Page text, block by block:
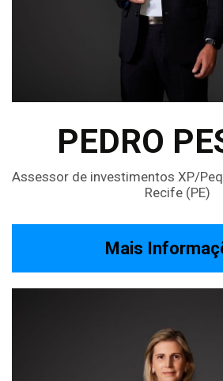
PEDRO
Assessor de investimentos XP/
Recife (PE)
Mais